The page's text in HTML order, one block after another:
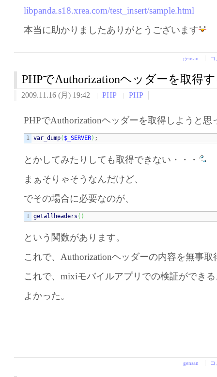
libpanda.s18.xrea.com/test_insert/sample.html
本当に助かりましたありがとうございます
gensan
PHPでAuthorizationヘッダーを取得
2009.11.16 (月) 19:42 PHP PHP
PHPでAuthorizationヘッダーを取得しようと思
var_dump( $_SERVER) ;
とかしてみたりしても取得できない・・・
まぁそりゃそうなんだけど、
でその場合に必要なのが、
getallheaders ( )
という関数があります。
これで、Authorizationヘッダーの内容を無事取
これで、mixiモバイルアプリでの検証ができ
よかった。
gensan